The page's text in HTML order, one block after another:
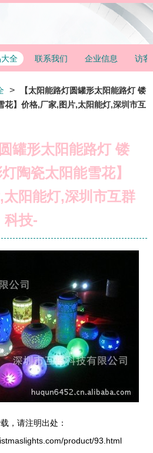
全 联系我们 企业信息 访客
>
【太阳能路灯圆罐形太阳能路灯 镂
花】价格,厂家,图片,太阳能灯,深圳市互
罐形太阳能路灯 镂
陶瓷太阳能雪花】
阳能灯,深圳市互群
科技-
，请注明出处：
product/93.html